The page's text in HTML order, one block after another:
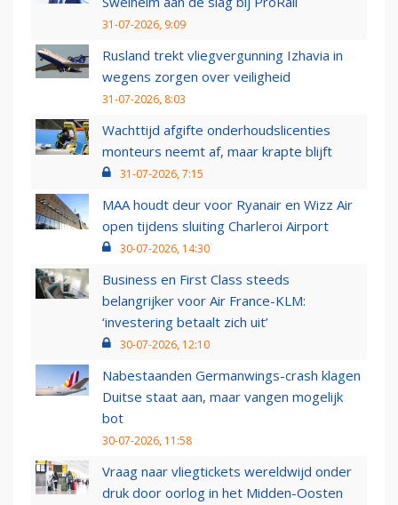
31-07-2026, 9:09
Rusland trekt vliegvergunning Izhavia in
wegens zorgen over veiligheid
31-07-2026, 8:03
Wachttijd afgifte onderhoudslicenties
monteurs neemt af, maar krapte blijft
31-07-2026, 7:15
MAA houdt deur voor Ryanair en Wizz Air
open tijdens sluiting Charleroi Airport
30-07-2026, 14:30
Business en First Class steeds
belangrijker voor Air France-KLM:
‘investering betaalt zich uit’
30-07-2026, 12:10
Nabestaanden Germanwings-crash klagen
Duitse staat aan, maar vangen mogelijk
bot
30-07-2026, 11:58
Vraag naar vliegtickets wereldwijd onder
druk door oorlog in het Midden-Oosten